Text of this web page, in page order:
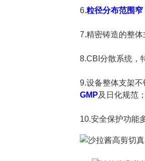
6.粒径分布范围窄
7.精密铸造的整
8.CBI分散系统，
9.设备整体支架
GMP及日化规范
10.安全保护功能